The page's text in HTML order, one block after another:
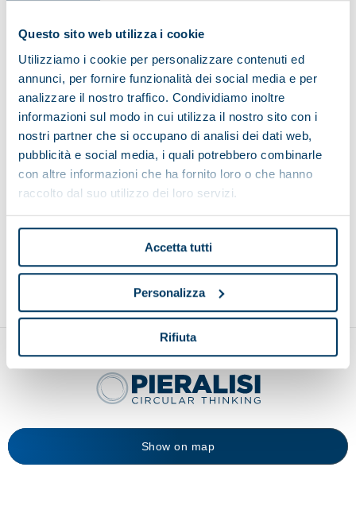
Questo sito web utilizza i cookie
Utilizziamo i cookie per personalizzare contenuti ed
annunci, per fornire funzionalità dei social media e per
analizzare il nostro traffico. Condividiamo inoltre
informazioni sul modo in cui utilizza il nostro sito con i
nostri partner che si occupano di analisi dei dati web,
pubblicità e social media, i quali potrebbero combinarle
con altre informazioni che ha fornito loro o che hanno
raccolto dal suo utilizzo dei loro servizi.
Accetta tutti
Personalizza
Rifiuta
Belt elevator with leaves remover
Back to top
Show on map